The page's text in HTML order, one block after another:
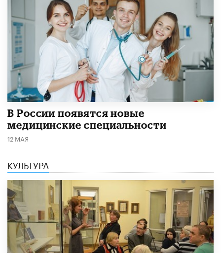
В России появятся новые
медицинские специальности
12 МАЯ
КУЛЬТУРА